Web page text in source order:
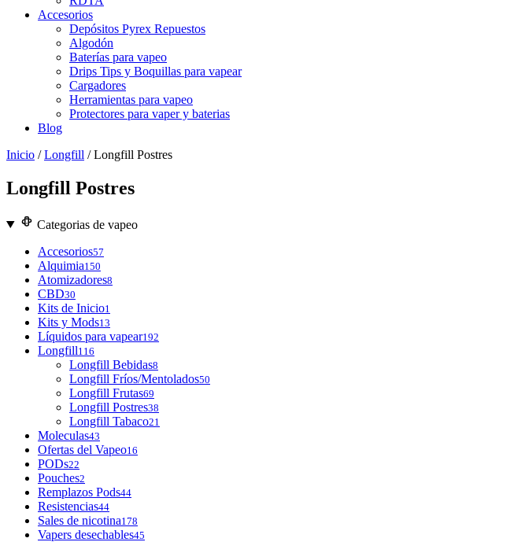
Accesorios
Depósitos Pyrex Repuestos
Algodón
Baterías para vapeo
Drips Tips y Boquillas para vapear
Cargadores
Herramientas para vapeo
Protectores para vaper y baterias
Blog
Inicio /Longfill / Longfill Postres
Longfill Postres
Categorias de vapeo
Accesorios57
Alquimia150
Atomizadores8
CBD30
Kits de Inicio1
Kits y Mods13
Líquidos para vapear192
Longfill116
Longfill Bebidas8
Longfill Fríos/Mentolados50
Longfill Frutas69
Longfill Postres38
Longfill Tabaco21
Moleculas43
Ofertas del Vapeo16
PODs22
Pouches2
Remplazos Pods44
Resistencias44
Sales de nicotina178
Vapers desechables45